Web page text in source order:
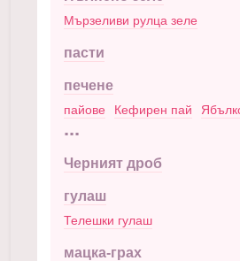
Мързеливи рулца зеле
пасти
печене
пайове Кефирен пай
...
Черният дроб
гулаш
Телешки гулаш
мацка-грах